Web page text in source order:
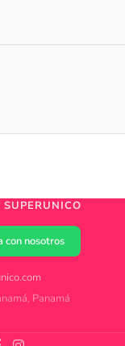
con nosotros
Panamá